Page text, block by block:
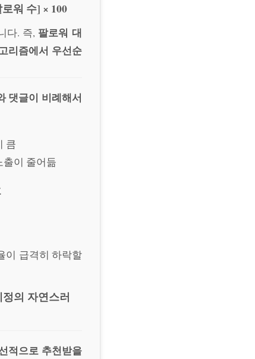
워 수] × 100
다. 즉, 팔로워 대
리즘에서 우선순
댓글이 비례해서
큼
출이 줄어듦
이 급격히 하락할
의 자연스러
적으로 추천받을